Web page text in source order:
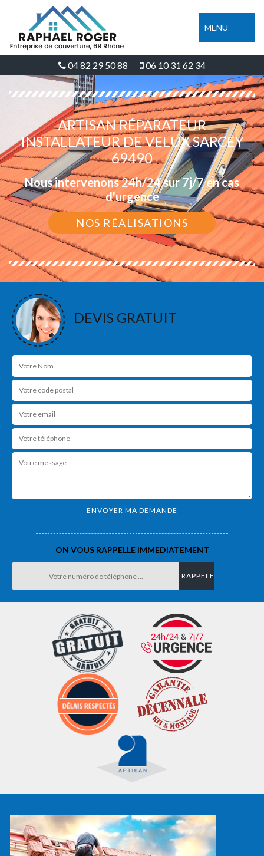
MENU
04 82 29 50 88 06 10 31 62 34
ARTISAN RÉPARATEUR
INSTALLATEUR DE VELUX SARCEY
69490
Nous intervenons 24h/24 sur 7j/7 en cas
d'urgence
NOS RÉALISATIONS
DEVIS GRATUIT
ON VOUS RAPPELLE IMMEDIATEMENT